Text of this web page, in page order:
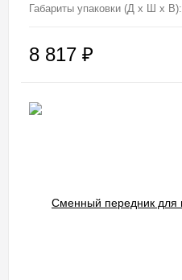
Габариты упаковки (Д х Ш х В):
8 817 ₽